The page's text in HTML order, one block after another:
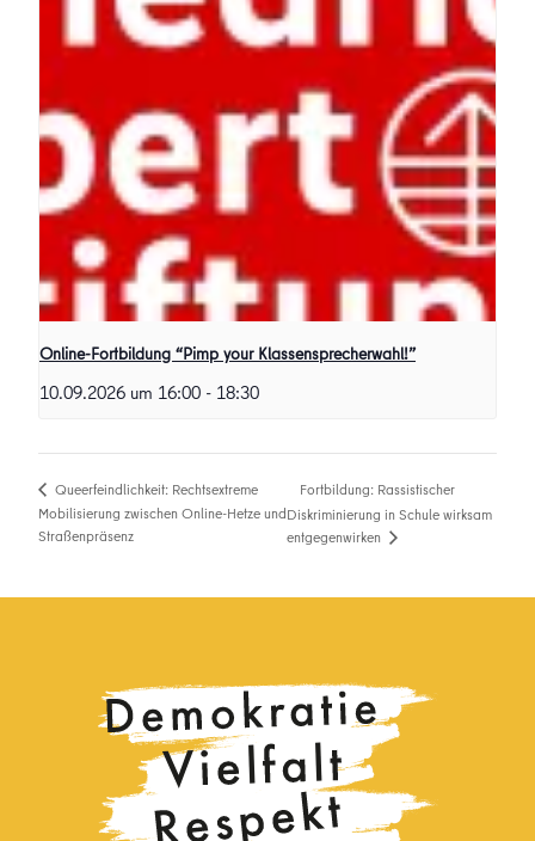
Online-Fortbildung “Pimp your Klassensprecherwahl!”
10.09.2026 um 16:00 - 18:30
Queerfeindlichkeit: Rechtsextreme
Mobilisierung zwischen Online-Hetze und
Straßenpräsenz
Fortbildung: Rassistischer
Diskriminierung in Schule wirksam
entgegenwirken